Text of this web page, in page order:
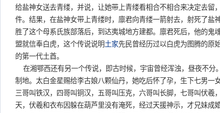
给盐神女送去青缕，并说，让她带上青缕看相合不相合来决定去留
件。结果，在盐神女带上青缕时，廪君向青缕一箭射去，射死了盐
胜了这个母系氏族部落后，到达夷城地方建都。廪君死后，他的鬼
盟就信奉白虎，这个传说说明土家先民曾经历过以白虎为图腾的原
的第一代土酋。
在湘鄂西还有另一个传说，即古时候，宇宙曾经浑浊，昼夜不分
制地。太白金星赐给李古娘八颗仙丹，她吃后怀了孕，生下七男一
三哥叫铁汉，四哥叫铜汉，五哥叫压克，六哥叫长脚，七哥叫伏羲
天，伏羲和衣布因躲在葫芦里没有淹死，经过天援神示，才兄妹成